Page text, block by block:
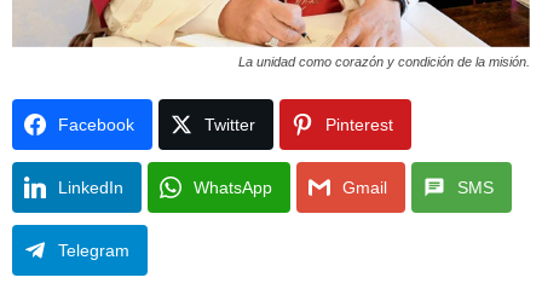
La unidad como corazón y condición de la misión.
Facebook Twitter Pinterest
LinkedIn WhatsApp Gmail SMS
Telegram